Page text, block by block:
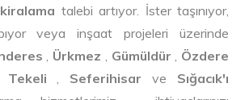
talebi artıyor. İster taşınıyor,
veya inşaat projeleri üzerinde
, Ürkmez , Gümüldür , Özdere
Tekeli , Seferihisar ve Sığacık'ı